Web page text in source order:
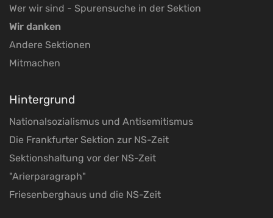
Wer wir sind - Spurensuche in der Sektion
Wir danken
Andere Sektionen
Mitmachen
Hintergrund
Nationalsozialismus und Antisemitismus
Die Frankfurter Sektion zur NS-Zeit
Sektionshaltung vor der NS-Zeit
"Arierparagraph"
Friesenberghaus und die NS-Zeit